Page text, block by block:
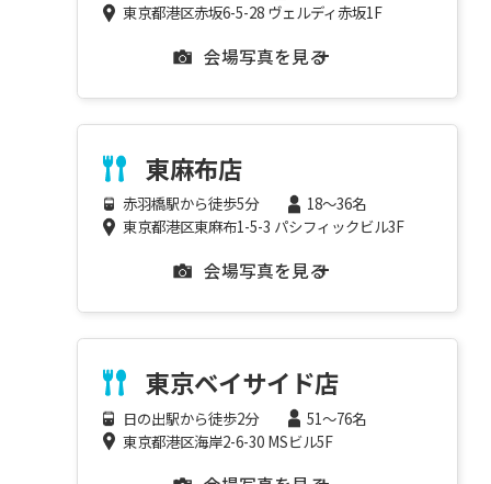
東京都港区赤坂6-5-28 ヴェルディ赤坂1F
会場写真を見る
東麻布店
赤羽橋駅から徒歩5分
18～36名
東京都港区東麻布1-5-3 パシフィックビル3F
会場写真を見る
東京ベイサイド店
日の出駅から徒歩2分
51～76名
東京都港区海岸2-6-30 MSビル5F